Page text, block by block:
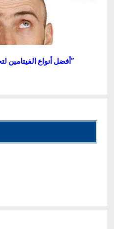
“أفضل أنواع الفيتامين لتحسين صحة الشعر والبشرة”